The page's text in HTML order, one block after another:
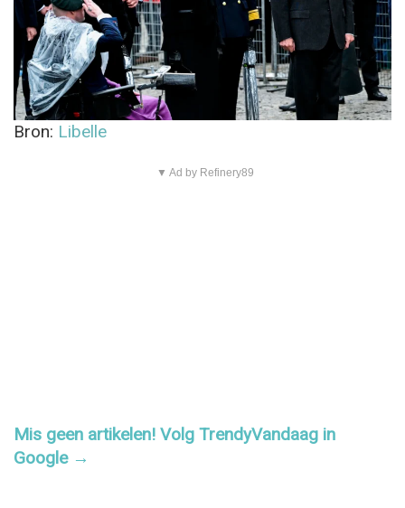
Bron: Libelle
▼ Ad by Refinery89
Mis geen artikelen! Volg TrendyVandaag in
Google →